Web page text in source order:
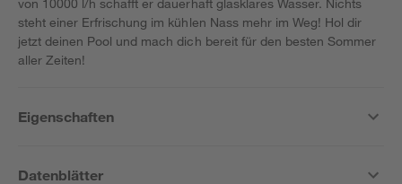
von 10000 l/h schafft er dauerhaft glasklares Wasser. Nichts
steht einer Erfrischung im kühlen Nass mehr im Weg! Hol dir
jetzt deinen Pool und mach dich bereit für den besten Sommer
aller Zeiten!
Eigenschaften
Datenblätter